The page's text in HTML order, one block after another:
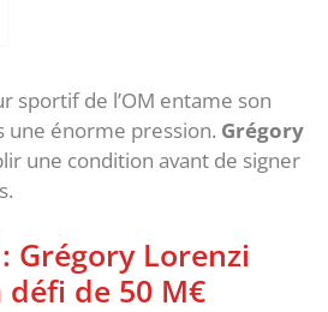
sportif de l’OM entame son
une énorme pression. Grégory
une condition avant de signer
Grégory Lorenzi
de 50 M€